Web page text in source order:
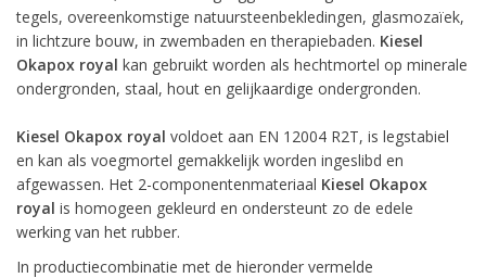
tegels, overeenkomstige natuursteenbekledingen, glasmozaïek,
in lichtzure bouw, in zwembaden en therapiebaden. Kiesel
Okapox royal kan gebruikt worden als hechtmortel op minerale
ondergronden, staal, hout en gelijkaardige ondergronden.
Kiesel Okapox royal voldoet aan EN 12004 R2T, is legstabiel
en kan als voegmortel gemakkelijk worden ingeslibd en
afgewassen. Het 2-componentenmateriaal Kiesel Okapox
royal is homogeen gekleurd en ondersteunt zo de edele
werking van het rubber.
In productiecombinatie met de hieronder vermelde